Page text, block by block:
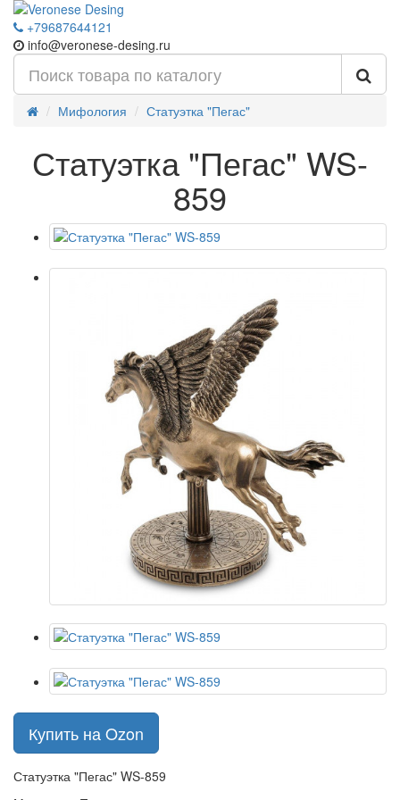
+79687644121
info@veronese-desing.ru
Мифология Статуэтка "Пегас"
Статуэтка "Пегас" WS-
859
Купить на Ozon
Статуэтка "Пегас" WS-859